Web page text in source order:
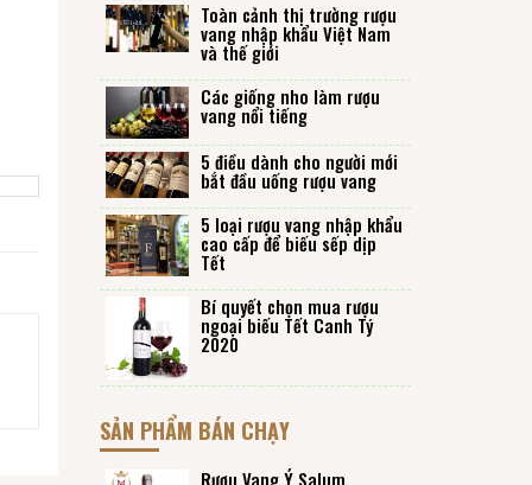
Toàn cảnh thị trường rượu
vang nhập khẩu Việt Nam
và thế giới
Các giống nho làm rượu
vang nổi tiếng
5 điều dành cho người mới
bắt đầu uống rượu vang
5 loại rượu vang nhập khẩu
cao cấp để biếu sếp dịp
Tết
Bí quyết chọn mua rượu
ngoại biếu Tết Canh Tý
2020
SẢN PHẨM BÁN CHẠY
Rượu Vang Ý Salum